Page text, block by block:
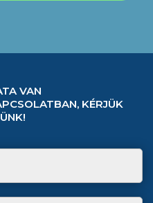
VAN
KÉRJÜK